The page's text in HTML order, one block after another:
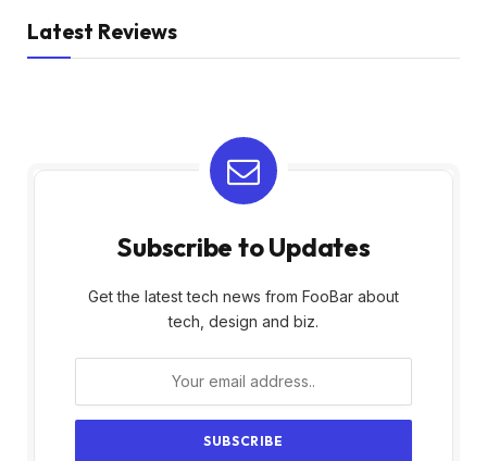
Latest Reviews
Subscribe to Updates
Get the latest tech news from FooBar about
tech, design and biz.